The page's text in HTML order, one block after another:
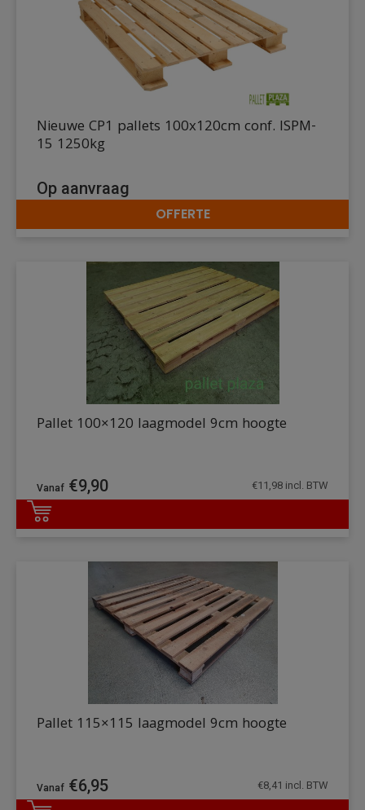
DETAILS
Nieuwe CP1 pallets 100x120cm conf. ISPM-
15 1250kg
Op aanvraag
OFFERTE
DETAILS
Pallet 100×120 laagmodel 9cm hoogte
€9,90 €11,98 incl. BTW
Pallet 115×115 laagmodel 9cm hoogte
€6,95 €8,41 incl. BTW